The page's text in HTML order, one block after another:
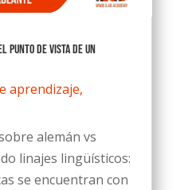
punto de vista de un
aprendizaje,
alemán vs
linajes lingüísticos:
se encuentran con